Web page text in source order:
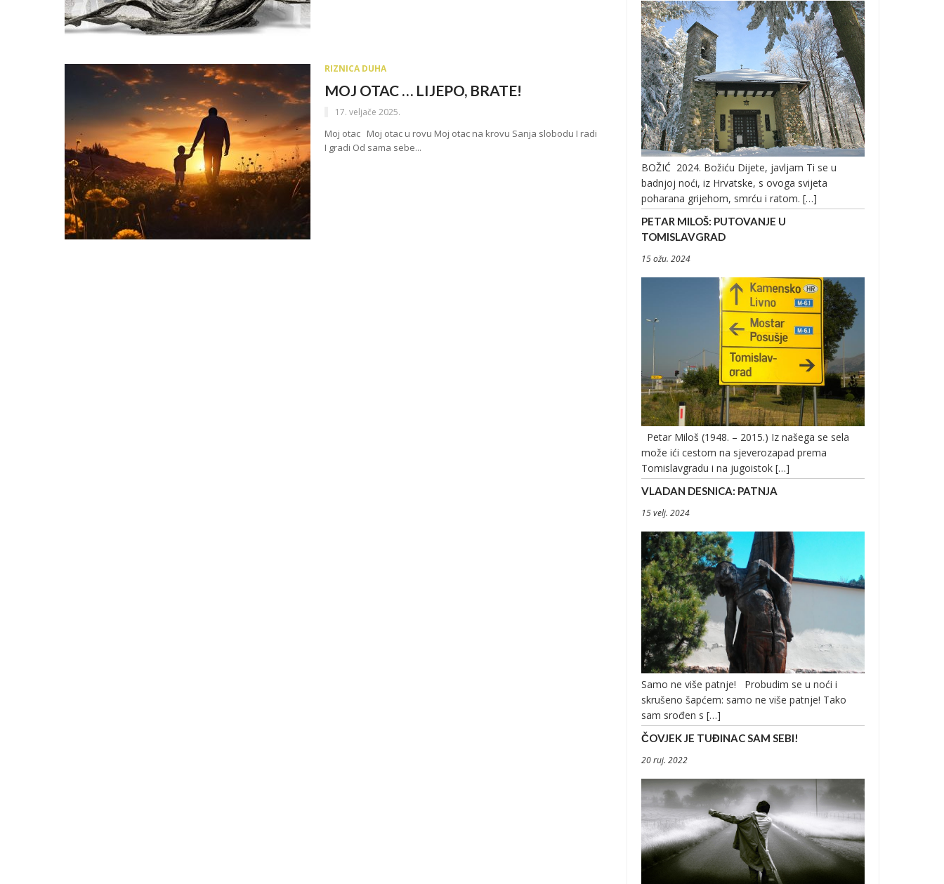
RIZNICA DUHA
MOJ OTAC … LIJEPO, BRATE!
17. veljače 2025.
Moj otac Moj otac u rovu Moj otac na krovu Sanja slobodu I radi
I gradi Od sama sebe...
BOŽIĆ 2024. Božiću Dijete, javljam Ti se u
badnjoj noći, iz Hrvatske, s ovoga svijeta
poharana grijehom, smrću i ratom. […]
PETAR MILOŠ: PUTOVANJE U
TOMISLAVGRAD
15 ožu. 2024
Petar Miloš (1948. – 2015.) Iz našega se sela
može ići cestom na sjeverozapad prema
Tomislavgradu i na jugoistok […]
VLADAN DESNICA: PATNJA
15 velj. 2024
Samo ne više patnje! Probudim se u noći i
skrušeno šapćem: samo ne više patnje! Tako
sam srođen s […]
ČOVJEK JE TUĐINAC SAM SEBI!
20 ruj. 2022